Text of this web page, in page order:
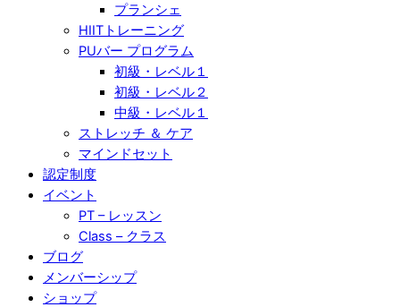
プランシェ
HIITトレーニング
PUバー プログラム
初級・レベル１
初級・レベル２
中級・レベル１
ストレッチ ＆ ケア
マインドセット
認定制度
イベント
PT – レッスン
Class – クラス
ブログ
メンバーシップ
ショップ